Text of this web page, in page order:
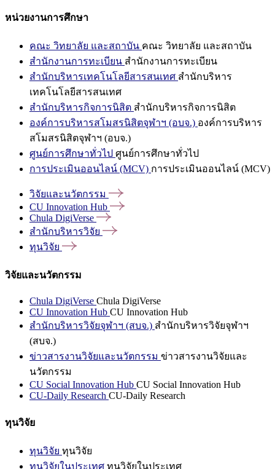
หน่วยงานการศึกษา
คณะ วิทยาลัย และสถาบัน คณะ วิทยาลัย และสถาบัน
สำนักงานการทะเบียน สำนักงานการทะเบียน
สำนักบริหารเทคโนโลยีสารสนเทศ สำนักบริหาร
เทคโนโลยีสารสนเทศ
สำนักบริหารกิจการนิสิต สำนักบริหารกิจการนิสิต
องค์การบริหารสโมสรนิสิตจุฬาฯ (อบจ.) องค์การบริหาร
สโมสรนิสิตจุฬาฯ (อบจ.)
ศูนย์การศึกษาทั่วไป ศูนย์การศึกษาทั่วไป
การประเมินออนไลน์ (MCV) การประเมินออนไลน์ (MCV)
วิจัยและนวัตกรรม
CU Innovation Hub
Chula DigiVerse
สำนักบริหารวิจัย
ทุนวิจัย
วิจัยและนวัตกรรม
Chula DigiVerse Chula DigiVerse
CU Innovation Hub CU Innovation Hub
สำนักบริหารวิจัยจุฬาฯ (สบจ.) สำนักบริหารวิจัยจุฬาฯ
(สบจ.)
ข่าวสารงานวิจัยและนวัตกรรม ข่าวสารงานวิจัยและ
นวัตกรรม
CU Social Innovation Hub CU Social Innovation Hub
CU-Daily Research CU-Daily Research
ทุนวิจัย
ทุนวิจัย ทุนวิจัย
ทุนวิจัยในประเทศ ทุนวิจัยในประเทศ